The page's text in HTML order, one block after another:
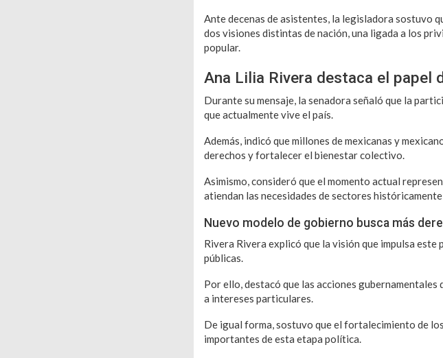
Ante decenas de asistentes, la legisladora sostuvo
dos visiones distintas de nación, una ligada a los
popular.
Ana Lilia Rivera destaca el papel
Durante su mensaje, la senadora señaló que la
que actualmente vive el país.
Además, indicó que millones de mexicanas y
derechos y fortalecer el bienestar colectivo.
Asimismo, consideró que el momento actual
atiendan las necesidades de sectores
Nuevo modelo de gobierno busca más
Rivera Rivera explicó que la visión que impulsa
públicas.
Por ello, destacó que las acciones gubernamentales
a intereses particulares.
De igual forma, sostuvo que el fortalecimiento de
importantes de esta etapa política.